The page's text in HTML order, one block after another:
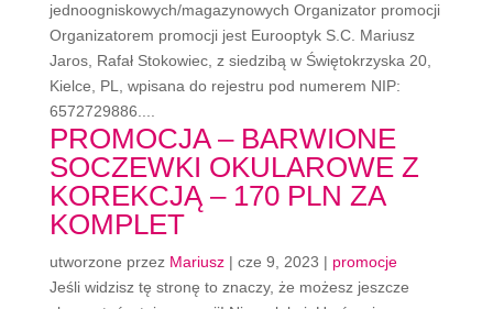
jednoogniskowych/magazynowych Organizator promocji
Organizatorem promocji jest Eurooptyk S.C. Mariusz
Jaros, Rafał Stokowiec, z siedzibą w Świętokrzyska 20,
Kielce, PL, wpisana do rejestru pod numerem NIP:
6572729886....
PROMOCJA – BARWIONE
SOCZEWKI OKULAROWE Z
KOREKCJĄ – 170 PLN ZA
KOMPLET
utworzone przez Mariusz| cze 9, 2023 | promocje
Jeśli widzisz tę stronę to znaczy, że możesz jeszcze